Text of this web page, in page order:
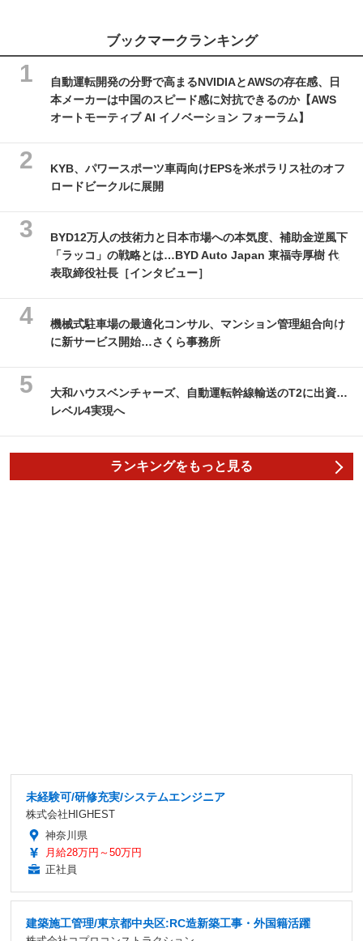
ブックマークランキング
自動運転開発の分野で高まるNVIDIAとAWSの存在感、日
本メーカーは中国のスピード感に対抗できるのか【AWS
オートモーティブ AI イノベーション フォーラム】
KYB、パワースポーツ車両向けEPSを米ポラリス社のオフ
ロードビークルに展開
BYD12万人の技術力と日本市場への本気度、補助金逆風下
「ラッコ」の戦略とは…BYD Auto Japan 東福寺厚樹 代
表取締役社長［インタビュー］
機械式駐車場の最適化コンサル、マンション管理組合向け
に新サービス開始…さくら事務所
大和ハウスベンチャーズ、自動運転幹線輸送のT2に出資…
レベル4実現へ
ランキングをもっと見る
未経験可/研修充実/システムエンジニア
株式会社HIGHEST
神奈川県
月給28万円～50万円
正社員
建築施工管理/東京都中央区:RC造新築工事・外国籍活躍